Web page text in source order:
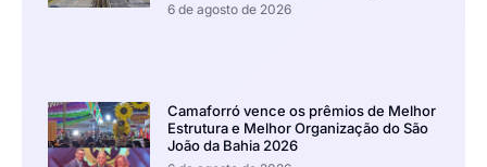
6 de agosto de 2026
Camaforró vence os prêmios de Melhor
Estrutura e Melhor Organização do São
João da Bahia 2026